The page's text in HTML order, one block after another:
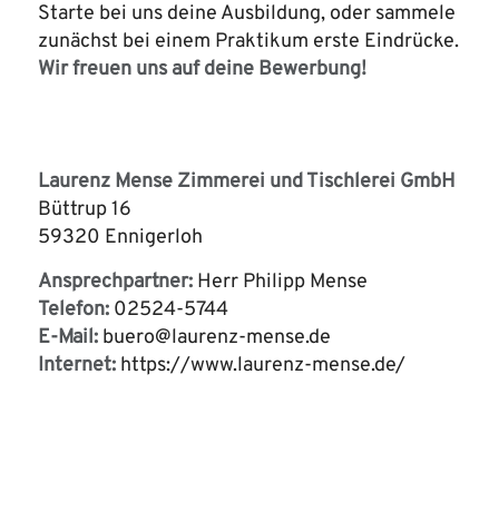
Starte bei uns deine Ausbildung, oder sammele
zunächst bei einem Praktikum erste Eindrücke.
Wir freuen uns auf deine Bewerbung!
Laurenz Mense Zimmerei und Tischlerei GmbH
Büttrup 16
59320 Ennigerloh
Ansprechpartner:Herr Philipp Mense
Telefon:02524-5744
E-Mail:buero@laurenz-mense.de
Internet:https://www.laurenz-mense.de/